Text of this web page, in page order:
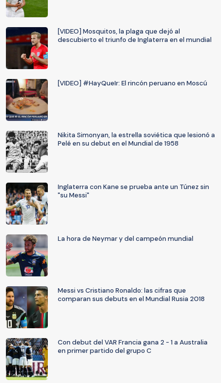
[VIDEO] Mosquitos, la plaga que dejó al
descubierto el triunfo de Inglaterra en el mundial
[VIDEO] #HayQueIr: El rincón peruano en Moscú
Nikita Simonyan, la estrella soviética que lesionó a
Pelé en su debut en el Mundial de 1958
Inglaterra con Kane se prueba ante un Túnez sin
"su Messi"
La hora de Neymar y del campeón mundial
Messi vs Cristiano Ronaldo: las cifras que
comparan sus debuts en el Mundial Rusia 2018
Con debut del VAR Francia gana 2 - 1 a Australia
en primer partido del grupo C